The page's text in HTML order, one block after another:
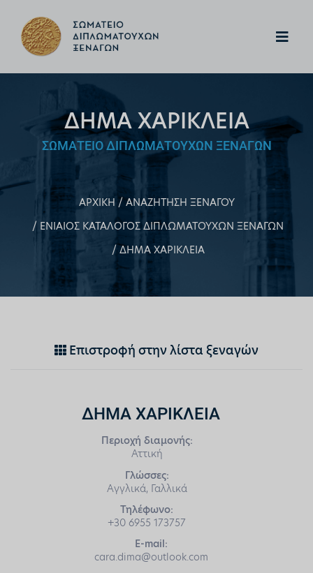
ΔΗΜΑ ΧΑΡΙΚΛΕΙΑ
ΣΩΜΑΤΕΙΟ ΔΙΠΛΩΜΑΤΟΥΧΩΝ ΞΕΝΑΓΩΝ
ΑΡΧΙΚΗ
ΑΝΑΖΗΤΗΣΗ ΞΕΝΑΓΟΥ
ΕΝΙΑΙΟΣ ΚΑΤΑΛΟΓΟΣ ΔΙΠΛΩΜΑΤΟΥΧΩΝ ΞΕΝΑΓΩΝ
ΔΗΜΑ ΧΑΡΙΚΛΕΙΑ
Επιστροφή στην λίστα ξεναγών
ΔΗΜΑ ΧΑΡΙΚΛΕΙΑ
Περιοχή διαμονής:
Αττική
Γλώσσες:
Αγγλικά, Γαλλικά
Τηλέφωνο:
+30 6955 173757
E-mail:
cara.dima@outlook.com